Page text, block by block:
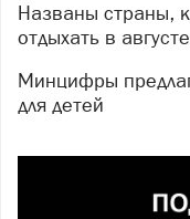
Названы страны, куда россияне массово поехали
отдыхать в августе
Минцифры предлагает ограничить SMS-рассылки
для детей